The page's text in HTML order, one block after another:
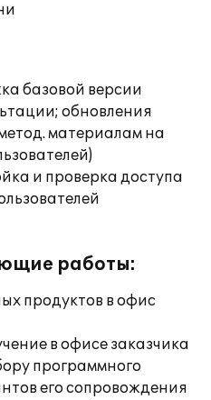
базовой версии
обновления
материалам на
и проверка доступа
работы:
продуктов в офис
в офисе заказчика
программного
его сопровождения